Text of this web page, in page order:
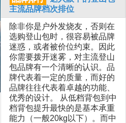
主流品牌档次排位
除非你是户外发烧友，否则在
选购登山包时，很容易被品牌
迷惑，或者被价位约束。因此
你需要拨开迷雾，对主流登山
包品牌有一个清晰的认识。品
牌代表着一定的质量，而好的
品牌往往代表着卓越的功能、
优秀的设计。 从低档背包到中
档背包提升最快的是基本承重
能力（一般20kg以下）。而中